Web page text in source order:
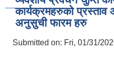
कार्यक्रमहरुको प्रस्ताव
अनुसुची फारम हरु
Submitted on: Fri, 01/31/